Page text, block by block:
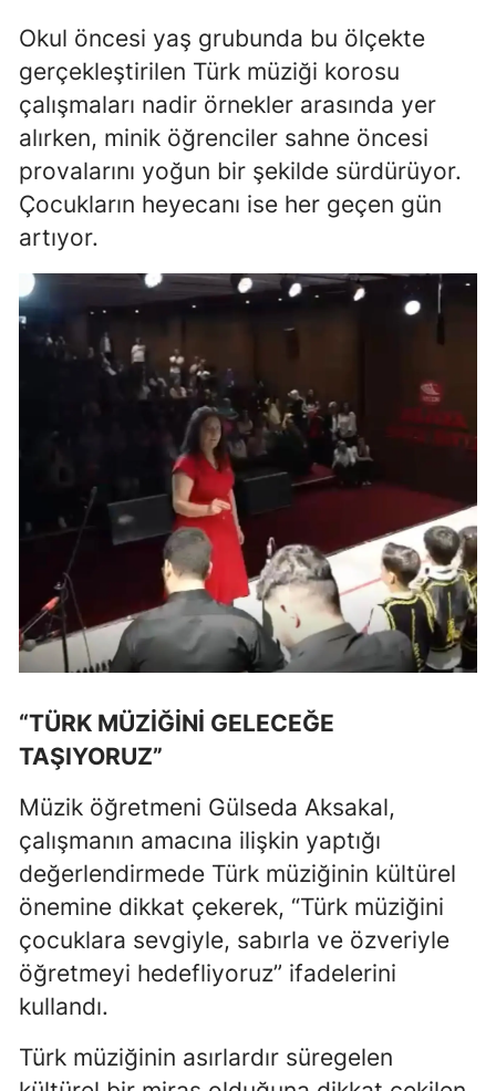
Hatay
Isparta
Mersin
İstanbul
İzmir
Kastamonu
Kırklareli
Kırşehir
Kocaeli
Konya
Kütahya
Malatya
Manisa
Kahramanmaraş
Muğla
Muş
Nevşehir
Niğde
Sakarya
Okul öncesi yaş grubunda bu ölçekte
gerçekleştirilen Türk müziği korosu
çalışmaları nadir örnekler arasında yer
alırken, minik öğrenciler sahne öncesi
provalarını yoğun bir şekilde sürdürüyor.
Çocukların heyecanı ise her geçen gün
artıyor.
“TÜRK MÜZİĞİNİ GELECEĞE
TAŞIYORUZ”
Müzik öğretmeni Gülseda Aksakal,
çalışmanın amacına ilişkin yaptığı
değerlendirmede Türk müziğinin kültürel
önemine dikkat çekerek, “Türk müziğini
çocuklara sevgiyle, sabırla ve özveriyle
öğretmeyi hedefliyoruz” ifadelerini
kullandı.
Türk müziğinin asırlardır süregelen